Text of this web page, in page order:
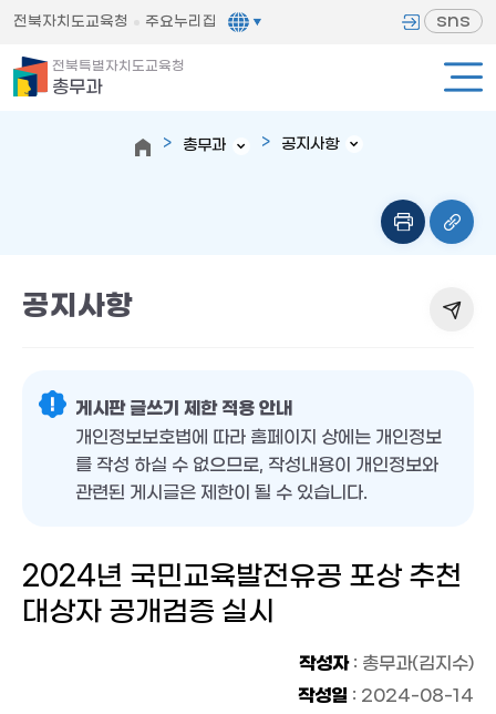
전북자치도교육청 주요누리집 sns
전북특별자치도교육청
총무과
총무과 공지사항
공지사항
게시판 글쓰기 제한 적용 안내
개인정보보호법에 따라 홈페이지 상에는 개인정보
를 작성 하실 수 없으므로, 작성내용이 개인정보와
관련된 게시글은 제한이 될 수 있습니다.
2024년 국민교육발전유공 포상 추천
대상자 공개검증 실시
작성자: 총무과(김지수)
작성일 : 2024-08-14